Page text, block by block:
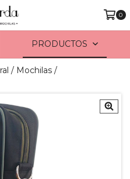
0
PRODUCTOS
/ Mochilas /